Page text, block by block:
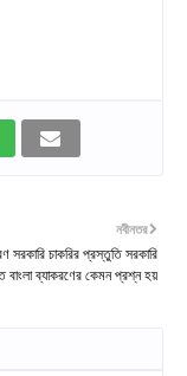
নবীনতর
সরকারি চাকরির প্রস্তুতি সরকারি
বাংলা ব্যাকরণের কেমন প্রশ্ন হয়